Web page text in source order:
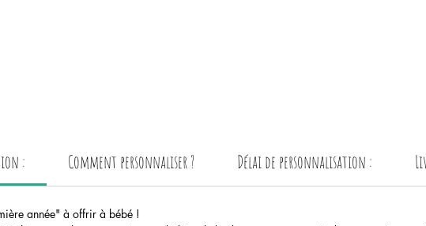
: Comment personnaliser ? Délai de personnalisation :
année" à offrir à bébé !